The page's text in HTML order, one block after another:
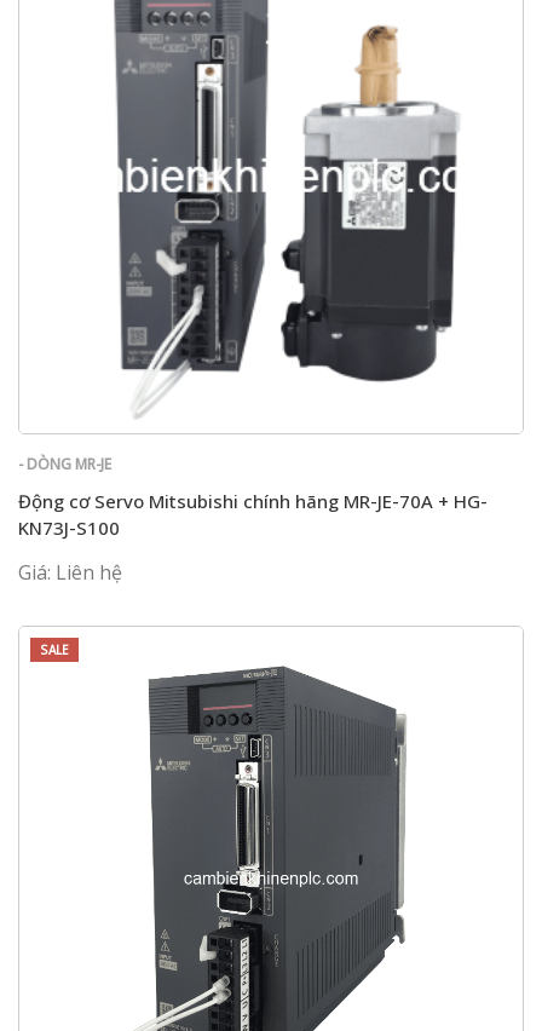
- DÒNG MR-JE
Động cơ Servo Mitsubishi chính hãng MR-JE-70A + HG-
KN73J-S100
Giá: Liên hệ
SALE